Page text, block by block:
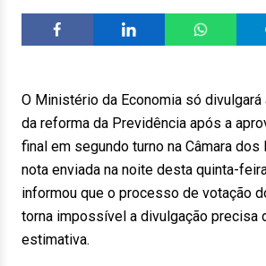
O Ministério da Economia só divulgará
da reforma da Previdência após a
final em segundo turno na Câmara dos
nota enviada na noite desta quinta-
informou que o processo de votação
torna impossível a divulgação precisa
estimativa.